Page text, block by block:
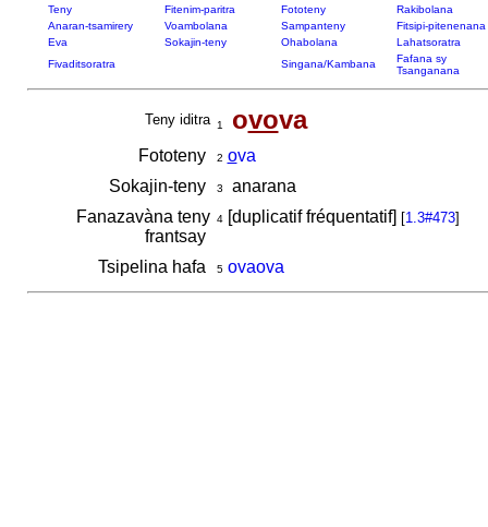
Teny Fitenim-paritra Fototeny
Rakibolana
Anaran-tsamirery
Voambolana Sampanteny
Fitsipi-pitenenana
Eva
Sokajin-teny Ohabolana
Lahatsoratra
Fivaditsoratra
Singana/Kambana
Fafana sy
Tsanganana
Teny iditra 1 ovova
Fototeny 2 ova
Sokajin-teny
3
anarana
Fanazavàna teny
frantsay
4[duplicatif fréquentatif] [1.3#473]
Tsipelina hafa 5 ovaova